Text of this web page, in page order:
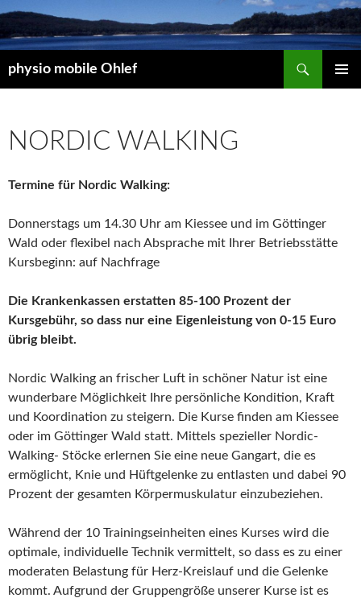
physio mobile Ohlef
NORDIC WALKING
Termine für Nordic Walking:
Donnerstags um 14.30 Uhr am Kiessee und im Göttinger
Wald oder flexibel nach Absprache mit Ihrer Betriebsstätte
Kursbeginn: auf Nachfrage
Die Krankenkassen erstatten 85-100 Prozent der
Kursgebühr, so dass nur eine Eigenleistung von 0-15 Euro
übrig bleibt.
Nordic Walking an frischer Luft in schöner Natur ist eine
wunderbare Möglichkeit Ihre persönliche Kondition, Kraft
und Koordination zu steigern. Die Kurse finden am Kiessee
oder im Göttinger Wald statt. Mittels spezieller Nordic-
Walking- Stöcke erlernen Sie eine neue Gangart, die es
ermöglicht, Knie und Hüftgelenke zu entlasten und dabei 90
Prozent der gesamten Körpermuskulatur einzubeziehen.
Während der 10 Trainingseinheiten eines Kurses wird die
optimale, individuelle Technik vermittelt, so dass es zu einer
moderaten Belastung für Herz-Kreislauf und die Gelenke
kommt. Aufgrund der Gruppengröße unserer Kurse ist es